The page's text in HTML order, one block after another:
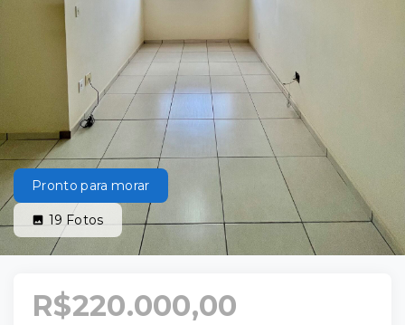
Pronto para morar
19 Fotos
R$220.000,00